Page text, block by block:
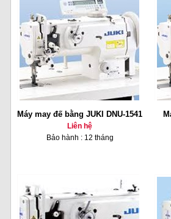
Máy may đế bằng JUKI DNU-1541
Liên hệ
Bảo hành : 12 tháng